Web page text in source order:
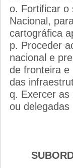
o. Fortificar o
Nacional,
cartográfica
p. Proceder
nacional e
de fronteira e
das
q. Exercer as
ou delegadas